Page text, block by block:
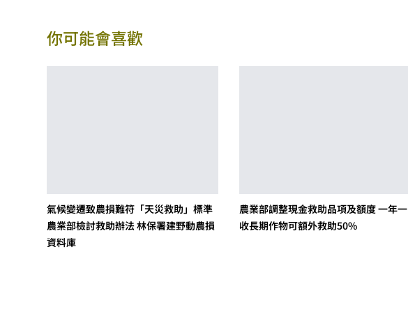
你可能會喜歡
氣候變遷致農損難符「天災救助」標準
農業部檢討救助辦法 林保署建野動農損
資料庫
農業部調整現金救助品項及額度 一年一
收長期作物可額外救助50%